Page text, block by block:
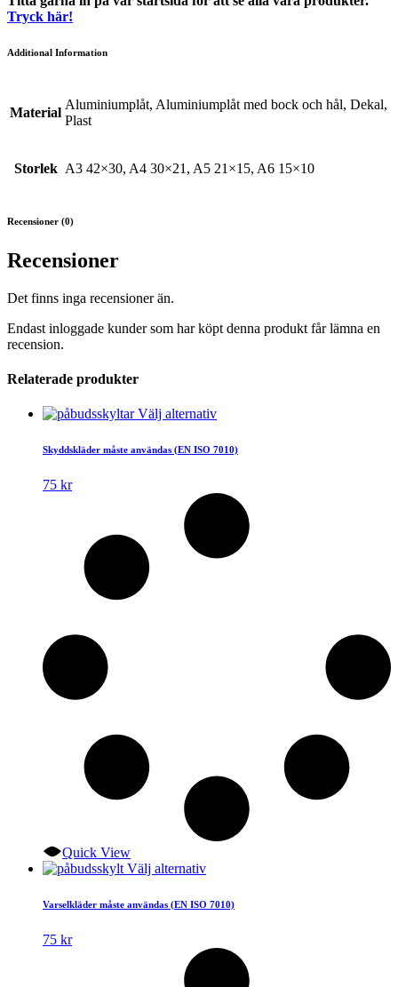
Tryck här!
Additional Information
Material
Aluminiumplåt, Aluminiumplåt med bock och hål, Dekal,
Plast
Storlek A3 42×30, A4 30×21, A5 21×15, A6 15×10
Recensioner (0)
Recensioner
Det finns inga recensioner än.
Endast inloggade kunder som har köpt denna produkt får lämna en
recension.
Relaterade produkter
Välj alternativDen
produkten
varianter.
alternativen
kan
Skyddskläder måste användas (EN ISO 7010)
75 kr
Quick View
Välj alternativDen
produkten
varianter.
Varselkläder måste användas (EN ISO 7010)
75 kr